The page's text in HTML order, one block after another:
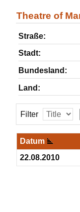
Theatre of
Straße:
Stadt:
Bundesland:
Land:
Filter
Datum
22.08.2010